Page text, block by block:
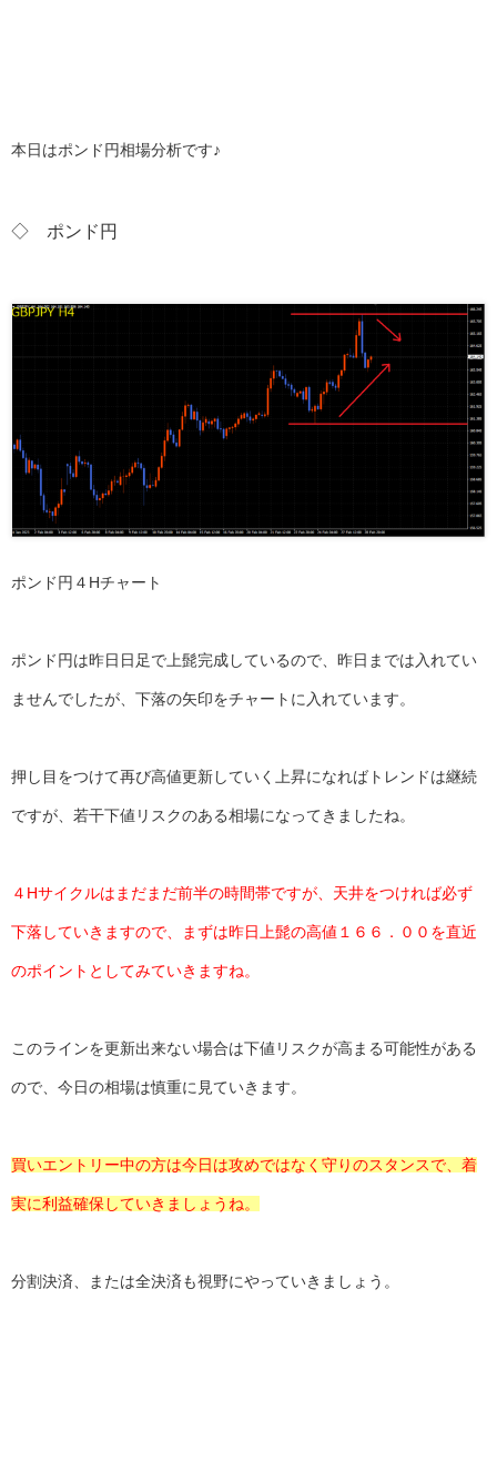
本日はポンド円相場分析です♪
◇ ポンド 円
ポンド円４Hチャート
ポンド円は昨日日足で上髭完成しているので、昨日までは入れてい
ませんでしたが、下落の矢印をチャートに入れています。
押し目をつけて再び高値更新していく上昇になればトレンドは継続
ですが、若干下値リスクのある相場になってきましたね。
４Hサイクルはまだまだ前半の時間帯ですが、天井をつければ必ず
下落していきますので、まずは昨日上髭の高値１６６．００を直近
のポイントとしてみていきますね。
このラインを更新出来ない場合は下値リスクが高まる可能性がある
ので、今日の相場は慎重に見ていきます。
買いエントリー中の方は今日は攻めではなく守りのスタンスで、着
実に利益確保していきましょうね。
分割決済、または全決済も視野にやっていきましょう。